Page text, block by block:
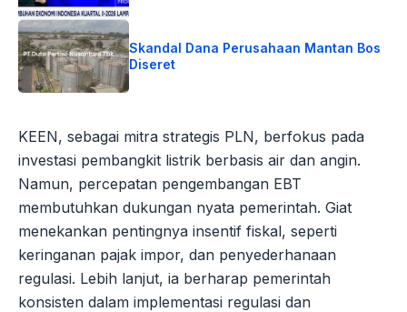
Skandal Dana Perusahaan Mantan Bos
Diseret
KEEN, sebagai mitra strategis PLN, berfokus pada
investasi pembangkit listrik berbasis air dan angin.
Namun, percepatan pengembangan EBT
membutuhkan dukungan nyata pemerintah. Giat
menekankan pentingnya insentif fiskal, seperti
keringanan pajak impor, dan penyederhanaan
regulasi. Lebih lanjut, ia berharap pemerintah
konsisten dalam implementasi regulasi dan